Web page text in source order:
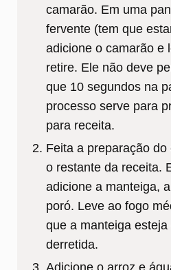
camarão. Em uma
fervente (tem que
adicione o camarão e
retire. Ele não deve
que 10 segundos na
processo serve para
para receita.
Feita a preparação
o restante da receita.
adicione a manteiga,
poró. Leve ao fogo
que a manteiga
derretida.
Adicione o arroz e